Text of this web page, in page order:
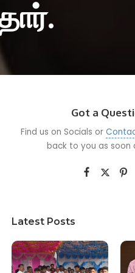
Got a
Find us on Socials or
back to you as soon
Latest Posts